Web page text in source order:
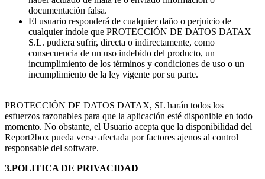
documentación falsa.
El usuario responderá de cualquier daño o perjuicio de
cualquier índole que PROTECCIÓN DE DATOS DATAX
S.L. pudiera sufrir, directa o indirectamente, como
consecuencia de un uso indebido del producto, un
incumplimiento de los términos y condiciones de uso o un
incumplimiento de la ley vigente por su parte.
PROTECCIÓN DE DATOS DATAX, SL harán todos los
esfuerzos razonables para que la aplicación esté disponible en todo
momento. No obstante, el Usuario acepta que la disponibilidad del
Report2box pueda verse afectada por factores ajenos al control
responsable del software.
3.POLITICA DE PRIVACIDAD